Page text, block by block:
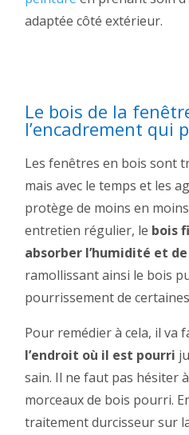
adaptée côté extérieur.
Le bois de la
l’encadrement qui
Les fenêtres en bois sont
mais avec le temps et les
protège de moins en
entretien régulier, le bois
absorber l’humidité et
ramollissant ainsi le bois
pourrissement de
Pour remédier à cela, il va
l’endroit où il est pourri
sain. Il ne faut pas hésiter
morceaux de bois pourri.
traitement durcisseur sur